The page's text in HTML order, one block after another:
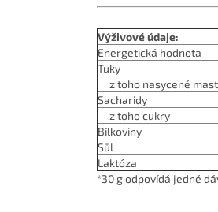
Výživové údaje:
Energetická hodnota
Tuky
z toho nasycené
Sacharidy
z toho cukry
Bílkoviny
Sůl
Laktóza
*30 g odpovídá jedné